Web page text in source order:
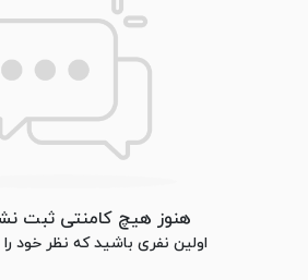
هنوز هیچ کامنتی ثبت
اولین نفری باشید که نظر خود